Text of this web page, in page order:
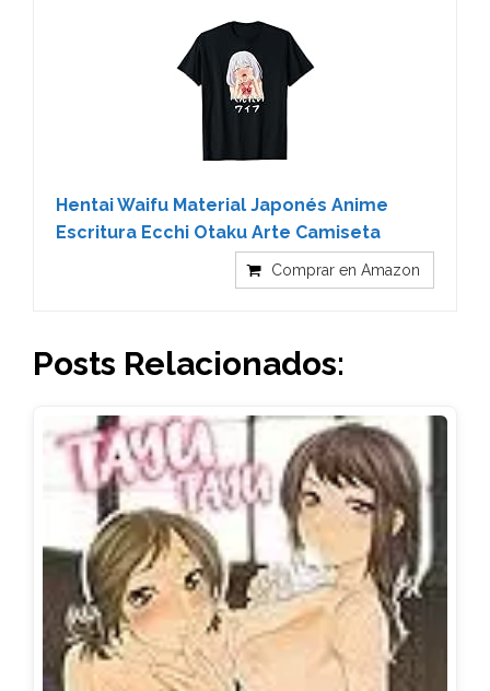
Hentai Waifu Material Japonés Anime
Escritura Ecchi Otaku Arte Camiseta
Comprar en Amazon
Posts Relacionados: